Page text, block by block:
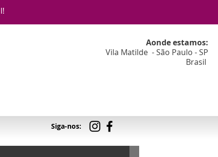
Aonde estamos:
Vila Matilde - São Paulo - SP
Brasil
Siga-nos: